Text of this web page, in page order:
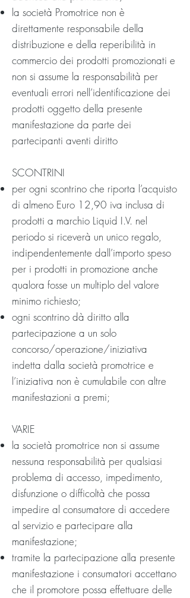
la società Promotrice non è
direttamente responsabile della
distribuzione e della reperibilità in
commercio dei prodotti promozionati e
non si assume la responsabilità per
eventuali errori nell’identificazione dei
prodotti oggetto della presente
manifestazione da parte dei
partecipanti aventi diritto
SCONTRINI
per ogni scontrino che riporta l’acquisto
di almeno Euro 12,90 iva inclusa di
prodotti a marchio Liquid I.V. nel
periodo si riceverà un unico regalo,
indipendentemente dall’importo speso
per i prodotti in promozione anche
qualora fosse un multiplo del valore
minimo richiesto;
ogni scontrino dà diritto alla
partecipazione a un solo
concorso/operazione/iniziativa
indetta dalla società promotrice e
l’iniziativa non è cumulabile con altre
manifestazioni a premi;
VARIE
la società promotrice non si assume
nessuna responsabilità per qualsiasi
problema di accesso, impedimento,
disfunzione o difficoltà che possa
impedire al consumatore di accedere
al servizio e partecipare alla
manifestazione;
tramite la partecipazione alla presente
manifestazione i consumatori accettano
che il promotore possa effettuare delle